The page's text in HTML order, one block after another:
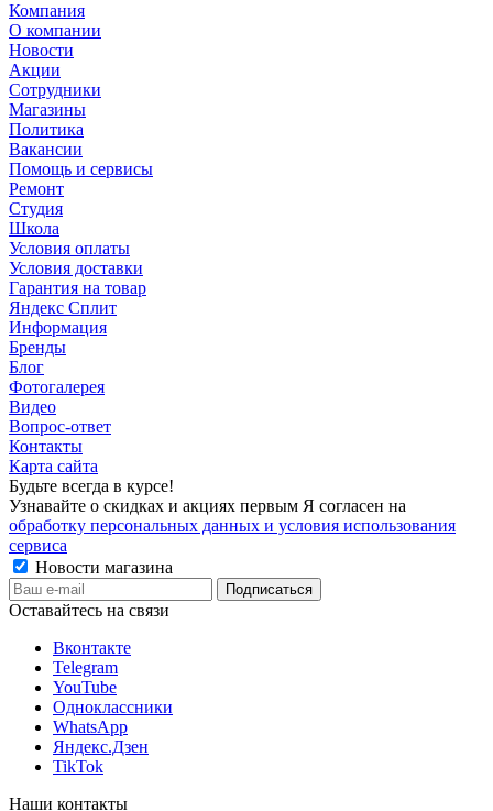
Компания
О компании
Новости
Акции
Сотрудники
Магазины
Политика
Вакансии
Помощь и сервисы
Ремонт
Студия
Школа
Условия оплаты
Условия доставки
Гарантия на товар
Яндекс Сплит
Информация
Бренды
Блог
Фотогалерея
Видео
Вопрос-ответ
Контакты
Карта сайта
Будьте всегда в курсе!
Узнавайте о скидках и акциях первым Я согласен на
обработку персональных данных и условия использования
сервиса
Новости магазина
Оставайтесь на связи
Вконтакте
Telegram
YouTube
Одноклассники
WhatsApp
Яндекс.Дзен
TikTok
Наши контакты